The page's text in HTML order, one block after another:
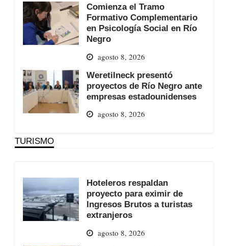
Comienza el Tramo
Formativo Complementario
en Psicología Social en Río
Negro
agosto 8, 2026
Weretilneck presentó
proyectos de Río Negro ante
empresas estadounidenses
agosto 8, 2026
TURISMO
Hoteleros respaldan
proyecto para eximir de
Ingresos Brutos a turistas
extranjeros
agosto 8, 2026